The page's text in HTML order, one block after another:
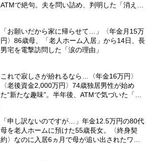
ATMで絶句。夫を問い詰め、判明した「消えた
「お願いだから家に帰らせて…」〈年金月15万
円〉86歳母、「老人ホーム入居」から14日、長
男宅を電撃訪問した「涙の理由」
これで寂しさが紛れるなら…〈年金16万円〉
〈老後資金2,000万円〉74歳独居男性が始め
た“新たな趣味”。半年後、ATMで気づいた「異
「申し訳ないのですが…」年金12.5万円の80代
母を老人ホームに預けた55歳長女。〈終身契
約〉なのに入居6ヵ月で母が追い出されたワ